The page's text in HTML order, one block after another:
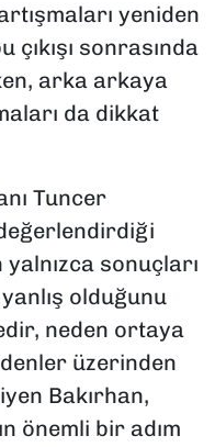
yeniden
çıkışı sonrasında
arka arkaya
da dikkat
Tuncer
yalnızca sonuçları
olduğunu
neden ortaya
üzerinden
Bakırhan,
önemli bir adım